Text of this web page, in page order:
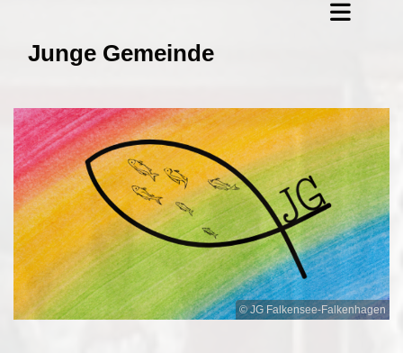
Junge Gemeinde
© JG Falkensee-Falkenhagen